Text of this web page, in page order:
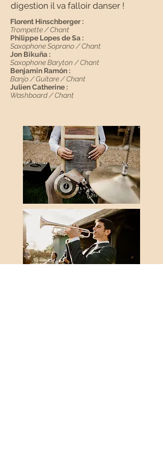
digestion il va falloir danser !
Florent Hinschberger :
Trompette / Chant
Philippe Lopes de Sa :
Saxophone Soprano / Chant
Jon Bikuña :
Saxophone Baryton / Chant
Benjamin Ramón :
Banjo / Guitare / Chant
Julien Catherine :
Washboard / Chant